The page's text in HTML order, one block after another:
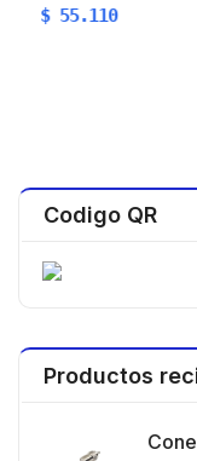
55.110
Codigo QR
Productos